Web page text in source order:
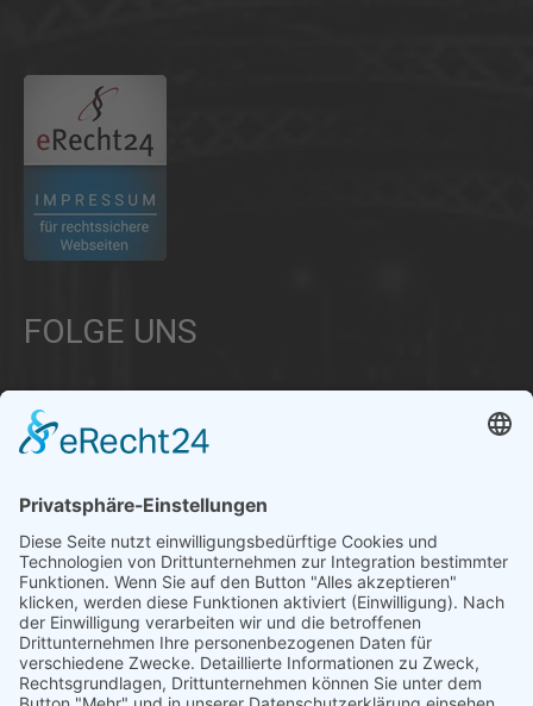
FOLGE UNS
Informationen aus Politik – Wirtschaft – Kultur – Umwelt –
Gesellschaft - Polizei und Feuerwehr – für die Region Bayern
Als regionales Unternehmen sind wir für Sie der direkte
Ansprechpartner, wenn es um die Online-Vermarktung Ihrer